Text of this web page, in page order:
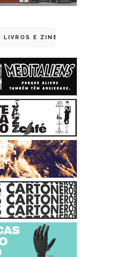
LIVROS E ZINES